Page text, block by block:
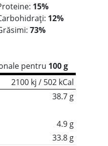
15%
12%
73%
pentru 100 g
2100 kj / 502 kCal
38.7 g
4.9 g
33.8 g